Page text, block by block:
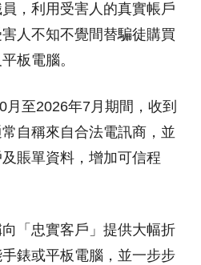
，利用受害人的真實帳戶
人不知不覺間替騙徒購買
板電腦。
至2026年7月期間，收到
自稱來自合法電訊商，並
賬單資料，增加可信程
「忠實客戶」提供大幅折
錶或平板電腦，並一步步